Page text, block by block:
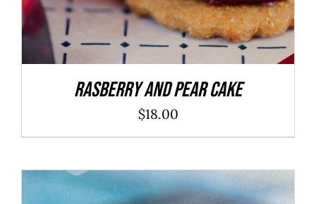
Rasberry And Pear Cake
$18.00